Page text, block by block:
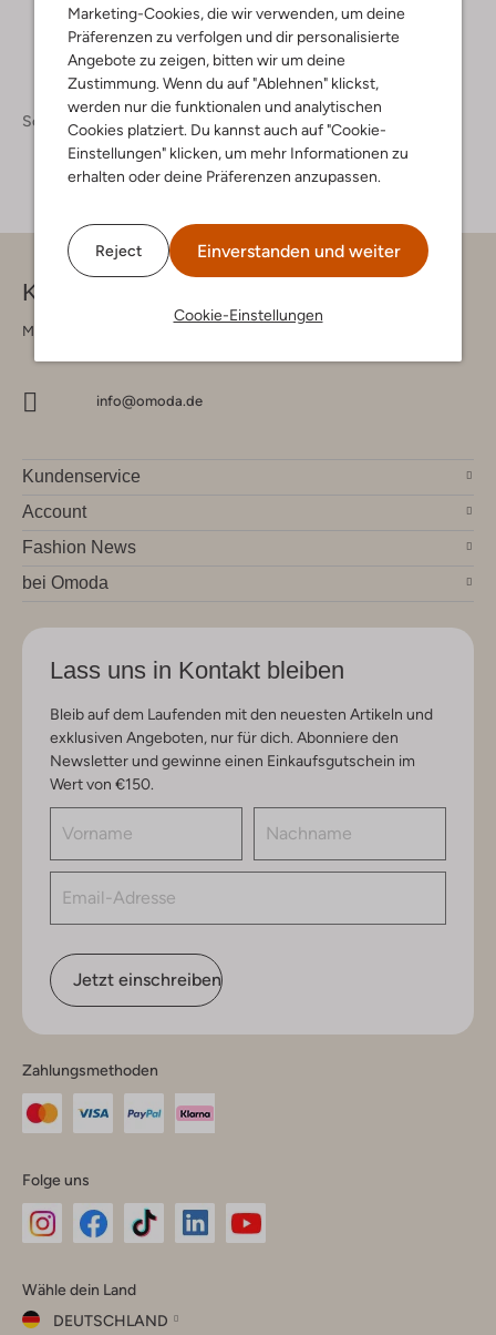
Marketing-Cookies, die wir verwenden, um deine
Präferenzen zu verfolgen und dir personalisierte
Angebote zu zeigen, bitten wir um deine
Zustimmung. Wenn du auf "Ablehnen" klickst,
werden nur die funktionalen und analytischen
Cookies platziert. Du kannst auch auf "Cookie-
Einstellungen" klicken, um mehr Informationen zu
erhalten oder deine Präferenzen anzupassen.
Reject Einverstanden und weiter
Cookie-Einstellungen
Schuhe Sneaker
Kontakt
Montag - Freitag 09:00 - 17:00 uur
info@omoda.de
Kundenservice
Account
Fashion News
bei Omoda
Lass uns in Kontakt bleiben
Bleib auf dem Laufenden mit den neuesten Artikeln und
exklusiven Angeboten, nur für dich. Abonniere den
Newsletter und gewinne einen Einkaufsgutschein im
Wert von €150.
Jetzt einschreiben
Zahlungsmethoden
Folge uns
Instagram
Facebook
TikTok
Wähle dein Land
DEUTSCHLAND